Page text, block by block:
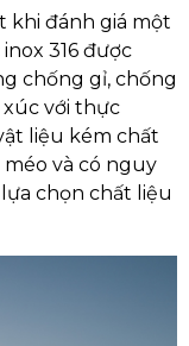
khi đánh giá một
316 được
chống gỉ, chống
xúc với thực
liệu kém chất
và có nguy
chọn chất liệu